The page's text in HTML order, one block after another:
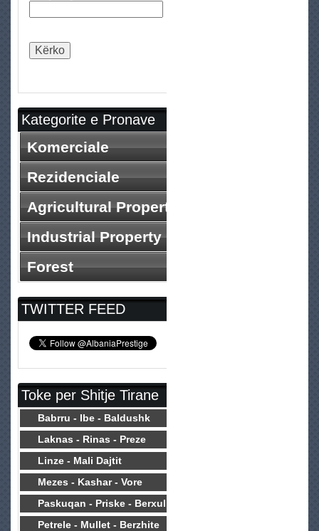
Kategorite e Pronave
Komerciale
Rezidenciale
Agricultural Property
Industrial Property
Forest
TWITTER FEED
Toke per Shitje Tirane
Babrru - Ibe - Baldushk
Laknas - Rinas - Preze
Linze - Mali Dajtit
Mezes - Kashar - Vore
Paskuqan - Priske - Berxull
Petrele - Mullet - Berzhite